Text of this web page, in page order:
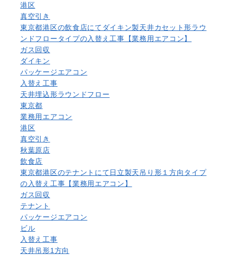
港区
真空引き
東京都港区の飲食店にてダイキン製天井カセット形ラウ
ンドフロータイプの入替え工事【業務用エアコン】
ガス回収
ダイキン
パッケージエアコン
入替え工事
天井埋込形ラウンドフロー
東京都
業務用エアコン
港区
真空引き
秋葉原店
飲食店
東京都港区のテナントにて日立製天吊り形１方向タイプ
の入替え工事【業務用エアコン】
ガス回収
テナント
パッケージエアコン
ビル
入替え工事
天井吊形1方向